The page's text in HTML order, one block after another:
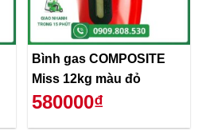
Bình gas COMPOSITE
Miss 12kg màu đỏ
580000₫